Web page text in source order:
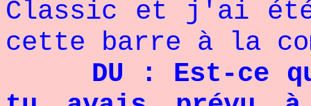
Classic et j'ai
cette barre à la
DU : Est-ce